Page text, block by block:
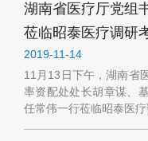
湖南省医疗厅党组
莅临昭泰医疗调研
2019-11-14
11月13日下午，湖南省
率资配处处长胡章谋、
任常伟一行莅临昭泰医疗